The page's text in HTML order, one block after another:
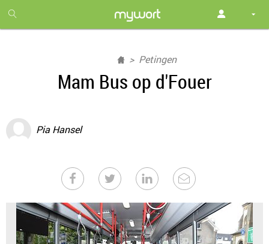
month
free
Petingen
Mam Bus op d'Fouer
Pia Hansel